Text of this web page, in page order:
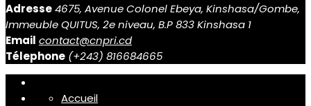
Adresse4675, Avenue Colonel Ebeya, Kinshasa/Gombe,
Immeuble QUITUS, 2e niveau, B.P 833 Kinshasa 1
Email contact@cnpri.cd
Télephone (+243) 816684665
Accueil